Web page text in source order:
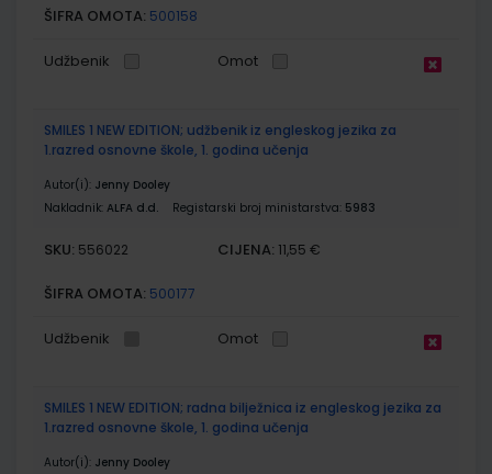
ŠIFRA OMOTA: 500158
Udžbenik Omot
SMILES 1 NEW EDITION; udžbenik iz engleskog jezika za
1.razred osnovne škole, 1. godina učenja
Autor(i): Jenny Dooley
Nakladnik: ALFA d.d. Registarski broj ministarstva: 5983
SKU: 556022 CIJENA: 11,55 €
ŠIFRA OMOTA: 500177
Udžbenik Omot
SMILES 1 NEW EDITION; radna bilježnica iz engleskog jezika za
1.razred osnovne škole, 1. godina učenja
Autor(i): Jenny Dooley